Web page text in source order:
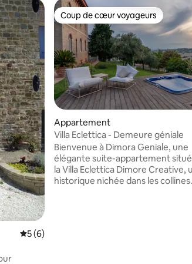
Évaluation moyenne sur la base de 6
5 (6)
Coup de cœur voyageurs
Coup de cœur voyageurs
Appartement
Villa Eclettica - Demeure géniale
Bienvenue à Dimora Geniale, une
élégante suite-appartement
la Villa Eclettica Dimore Creative,
historique nichée dans les collines